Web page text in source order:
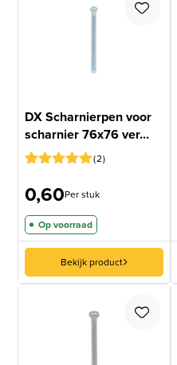
DX Scharnierpen voor
scharnier 76x76 ver...
5op 5
gebaseerd
op
klantbeoordeling
2
0,60Per stuk
Op voorraad
Bekijk product